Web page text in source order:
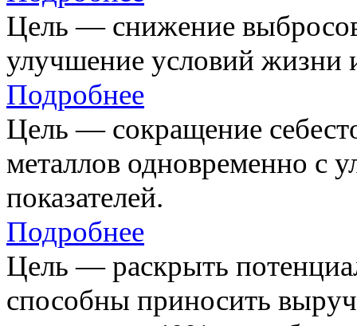
Цель — снижение
улучшение условий жизни
Подробнее
Цель — сокращение
металлов одновременно с
показателей.
Подробнее
Цель — раскрыть
способны приносить